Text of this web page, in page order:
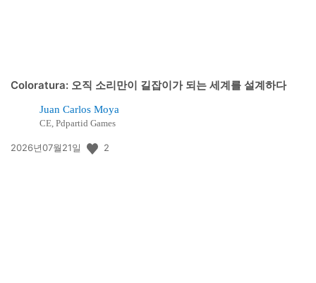
Coloratura: 오직 소리만이 길잡이가 되는 세계를 설계하다
Juan Carlos Moya
CE, Pdpartid Games
공
2026년07월21일 2